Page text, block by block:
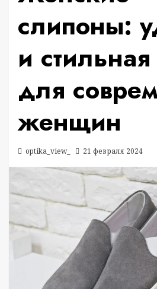
слипоны:
и
для
женщин
optika_view_ 21 февраля 2024